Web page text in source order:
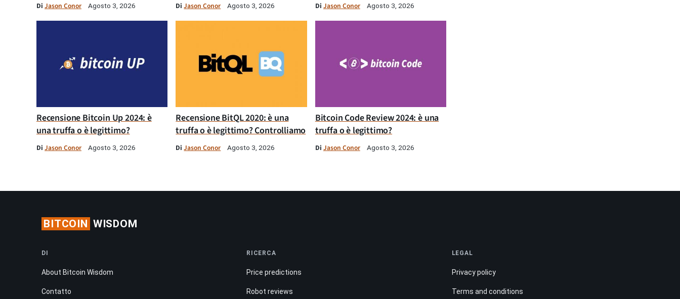
Di Jason Conor Agosto 3, 2026 DiJason Conor Agosto 3, 2026 Di Jason Conor Agosto 3, 2026
Recensione Bitcoin Up 2024: è
una truffa o è legittimo?
Di Jason Conor Agosto 3, 2026
Recensione BitQL 2020: è una
truffa o è legittimo? Controlliamo
DiJason Conor Agosto 3, 2026
Bitcoin Code Review 2024: è una
truffa o è legittimo?
Di Jason Conor Agosto 3, 2026
BITCOIN WISDOM
DI
About Bitcoin Wisdom
Contatto
RICERCA
Price predictions
Robot reviews
LEGAL
Privacy policy
Terms and conditions